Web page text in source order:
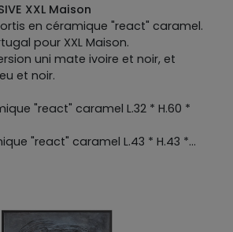
XXL Maison
en céramique "react" caramel.
pour XXL Maison.
uni mate ivoire et noir, et
et noir.
"react" caramel L.32 * H.60 *
"react" caramel L.43 * H.43 *